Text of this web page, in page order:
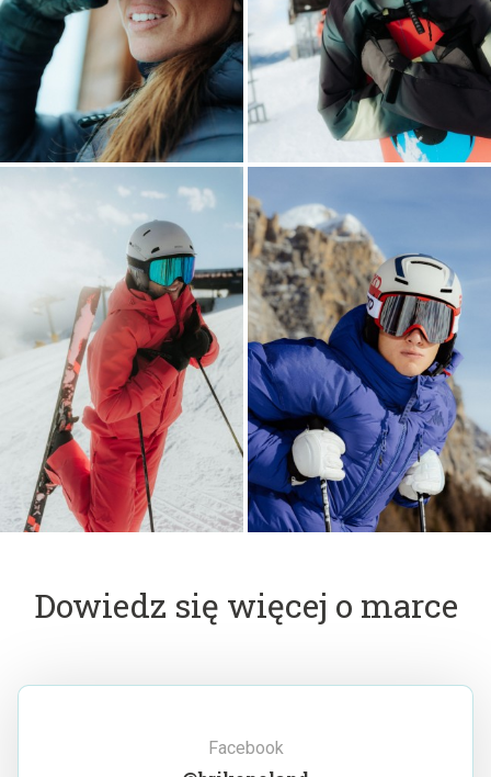
Dowiedz się więcej o marce
Facebook